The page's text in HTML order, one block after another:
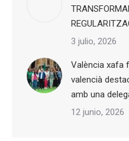
3 julio, 2026
València xafa
valencià
amb una
12 junio, 2026